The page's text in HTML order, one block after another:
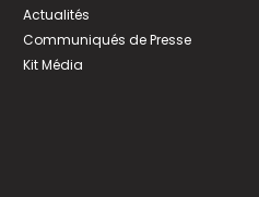
Actualités
Communiqués de Presse
Kit Média